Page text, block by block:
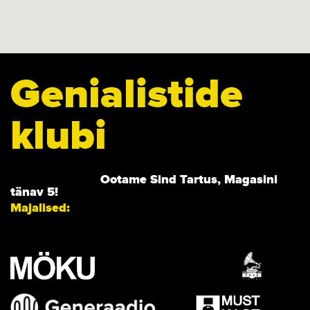
Genialistide
klubi
Ootame Sind Tartus, Magasini
tänav 5!
Majalised: